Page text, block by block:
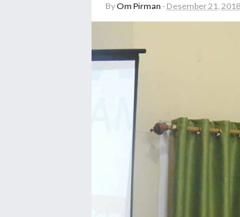
ByOm Pirman - Desember 21, 2018